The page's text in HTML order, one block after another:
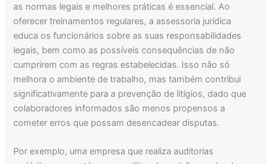
as normas legais e melhores práticas é essencial. Ao
oferecer treinamentos regulares, a assessoria jurídica
educa os funcionários sobre as suas responsabilidades
legais, bem como as possíveis consequências de não
cumprirem com as regras estabelecidas. Isso não só
melhora o ambiente de trabalho, mas também contribui
significativamente para a prevenção de litígios, dado que
colaboradores informados são menos propensos a
cometer erros que possam desencadear disputas.
Por exemplo, uma empresa que realiza auditorias